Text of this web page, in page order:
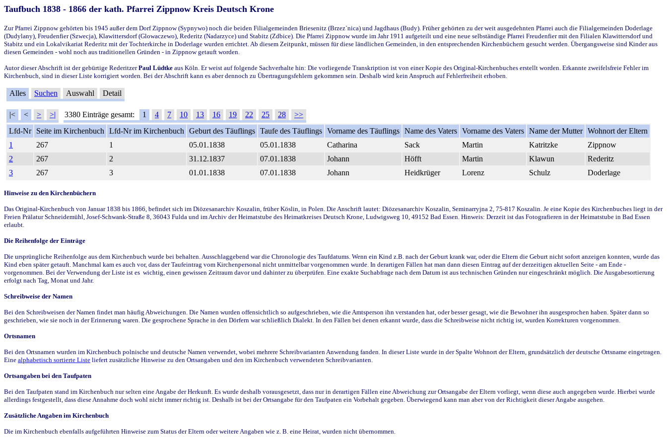
Taufbuch 1838 - 1866 der kath. Pfarrei Zippnow Kreis Deutsch Krone
Zur Pfarrei Zippnow gehörten bis 1945 außer dem Dorf Zippnow (Sypnywo) noch die beiden Filialgemeinden Briesenitz (Brzez`nica) und Jagdhaus (Budy). Früher gehörten zu der weit ausgedehnten Pfarrei auch die Filialgemeinden Doderlage
(Dudylany), Freudenfier (Szwecja), Klawittersdorf (Glowaczewo), Rederitz (Nadarzyce) und Stabitz (Zdbice). Die Pfarrei Zippnow wurde im Jahr 1911 aufgeteilt und eine neue selbständige Pfarrei Freudenfier mit den Filialen Klawittersdorf und
Stabitz und ein Lokalvikariat Rederitz mit der Tochterkirche in Doderlage wurden errichtet. Ab diesem Zeitpunkt, müssen für diese ländlichen Gemeinden, in den entsprechenden Kirchenbüchern gesucht werden. Übergangsweise sind Kinder aus
diesen Gemeinden - wohl noch aus traditionellen Gründen - in Zippnow getauft worden.
Autor dieser Abschrift ist der gebürtige RederitzerPaul Lüdtke aus Köln. Er weist auf folgende Sachverhalte hin: Die vorliegende Transkription ist von einer Kopie des Original-Kirchenbuches erstellt worden. Erkannte zweifelsfreie Fehler im
Kirchenbuch, sind in dieser Liste korrigiert worden. Bei der Abschrift kann es aber dennoch zu Übertragungsfehlern gekommen sein. Deshalb wird kein Anspruch auf Fehlerfreiheit erhoben.
Alles Suchen Auswahl Detail
|< < > >| 3380 Einträge gesamt: 1 4 7 10 13 16 19 22 25 28
>>
Lfd-Nr
Seite im Kirchenbuch Lfd-Nr im Kirchenbuch Geburt des Täuflings Taufe des Täuflings Vorname des Täuflings Name des Vaters Vorname des Vaters Name der Mutter Wohnort der Eltern
1
267 1 05.01.1838 05.01.1838 Catharina Sack Martin Katritzke
Zippnow
2
267 2 31.12.1837 07.01.1838 Johann Höfft Martin Klawun
Rederitz
3
267 3 01.01.1838 07.01.1838 Johann Heidkrüger Lorenz Schulz Doderlage
Hinweise zu den Kirchenbüchern
Das Original-Kirchenbuch von Januar 1838 bis 1866, befindet sich im Diözesanarchiv Koszalin, früher Köslin, in Polen. Die Anschrift lautet: Diözesanarchiv Koszalin, Seminarryjna 2, 75-817 Koszalin. Je eine Kopie des Kirchenbuches liegt in der
Freien Prälatur Schneidemühl, Josef-Schwank-Straße 8, 36043 Fulda und im Archiv der Heimatstube des Heimatkreises Deutsch Krone, Ludwigsweg 10, 49152 Bad Essen. Hinweis: Derzeit ist das Fotografieren in der Heimatstube in Bad Essen
erlaubt.
Die Reihenfolge der Einträge
Die ursprüngliche Reihenfolge aus dem Kirchenbuch wurde bei behalten. Ausschlaggebend war die Chronologie des Taufdatums. Wenn ein Kind z.B. nach der Geburt krank war, oder die Eltern die Geburt nicht sofort anzeigen konnten, wurde das
Kind eben später getauft. Manchmal kam es auch vor, dass der Taufeintrag vom Kirchenpersonal nicht unmittelbar vorgenommen wurde. In derartigen Fällen hat man dann diesen Eintrag auf der derzeitigen aktuellen Seite - am Ende -
vorgenommen. Bei der Verwendung der Liste ist es wichtig, einen gewissen Zeitraum davor und dahinter zu überprüfen. Eine exakte Suchabfrage nach dem Datum ist aus technischen Gründen nur eingeschränkt möglich. Die Ausgabesortierung
erfolgt nach Tag, Monat und Jahr.
Schreibweise der Namen
Bei den Schreibweisen der Namen findet man häufig Abweichungen. Die Namen wurden offensichtlich so aufgeschrieben, wie die Amtsperson ihn verstanden hat, oder besser gesagt, wie die Bewohner ihn ausgesprochen haben. Später dann so
geschrieben, wie sie noch in der Erinnerung waren. Die gesprochene Sprache in den Dörfern war schließlich Dialekt. In den Fällen bei denen erkannt wurde, dass die Schreibweise nicht richtig ist, wurden Korrekturen vorgenommen.
Ortsnamen
Bei den Ortsnamen wurden im Kirchenbuch polnische und deutsche Namen verwendet, wobei mehrere Schreibvarianten Anwendung fanden. In dieser Liste wurde in der Spalte Wohnort der Eltern, grundsätzlich der deutsche Ortsname eingetragen.
Eine alphabetisch sortierte Liste liefert zusätzliche Hinweise zu den Ortsangaben und den im Kirchenbuch verwendeten Schreibvarianten.
Ortsangaben bei den Taufpaten
Bei den Taufpaten stand im Kirchenbuch nur selten eine Angabe der Herkunft. Es wurde deshalb vorausgesetzt, dass nur in derartigen Fällen eine Abweichung zur Ortsangabe der Eltern vorliegt, wenn diese auch angegeben wurde. Hierbei wurde
allerdings festgestellt, dass diese Annahme doch wohl nicht immer richtig ist. Deshalb ist bei der Ortsangabe für den Taufpaten ein Vorbehalt gegeben. Überwiegend kann man aber von der Richtigkeit dieser Angabe ausgehen.
Zusätzliche Angaben im Kirchenbuch
Die im Kirchenbuch ebenfalls aufgeführten Hinweise zum Status der Eltern oder weitere Angaben wie z. B. eine Heirat, wurden nicht übernommen.